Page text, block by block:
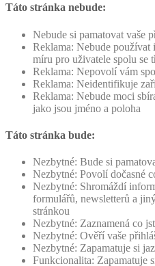
Táto stránka nebude:
Nebude si pamatovat vaše
Reklama: Nebude používat
míru pro uživatele spolu se
Reklama: Nepovolí vám
Reklama: Neidentifikuje
Reklama: Nebude moci
jako jsou jméno a poloha
Táto stránka bude:
Nezbytné: Bude si
Nezbytné: Povolí dočasné
Nezbytné: Shromáždí
formulářů, newsletterů a
stránkou
Nezbytné: Zaznamená co
Nezbytné: Ověří vaše
Nezbytné: Zapamatuje si
Funkcionalita: Zapamatuje